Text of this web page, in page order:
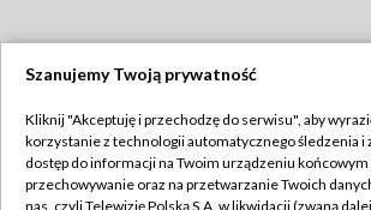
TVP
Abonament TVP
Regulamin TVP
Szanujemy Twoją prywatność
Kliknij "Akceptuję i przechodzę do serwisu", aby
korzystanie z technologii automatycznego śledzenia i
dostęp do informacji na Twoim urządzeniu końcowym
przechowywanie oraz na przetwarzanie Twoich
nas, czyli Telewizję Polską S.A. w likwidacji (zwaną